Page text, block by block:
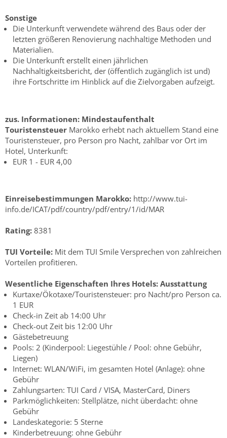
Sonstige
Die Unterkunft verwendete während des Baus oder der
letzten größeren Renovierung nachhaltige Methoden und
Materialien.
Die Unterkunft erstellt einen jährlichen
Nachhaltigkeitsbericht, der (öffentlich zugänglich ist und)
ihre Fortschritte im Hinblick auf die Zielvorgaben aufzeigt.
zus. Informationen: Mindestaufenthalt
Touristensteuer Marokko erhebt nach aktuellem Stand eine
Touristensteuer, pro Person pro Nacht, zahlbar vor Ort im
Hotel, Unterkunft:
EUR 1 - EUR 4,00
Einreisebestimmungen Marokko: http://www.tui-
info.de/ICAT/pdf/country/pdf/entry/1/id/MAR
Rating: 8381
TUI Vorteile: Mit dem TUI Smile Versprechen von zahlreichen
Vorteilen profitieren.
Wesentliche Eigenschaften Ihres Hotels: Ausstattung
Kurtaxe/Ökotaxe/Touristensteuer: pro Nacht/pro Person ca.
1 EUR
Check-in Zeit ab 14:00 Uhr
Check-out Zeit bis 12:00 Uhr
Gästebetreuung
Pools: 2 (Kinderpool: Liegestühle / Pool: ohne Gebühr,
Liegen)
Internet: WLAN/WiFi, im gesamten Hotel (Anlage): ohne
Gebühr
Zahlungsarten: TUI Card / VISA, MasterCard, Diners
Parkmöglichkeiten: Stellplätze, nicht überdacht: ohne
Gebühr
Landeskategorie: 5 Sterne
Kinderbetreuung: ohne Gebühr